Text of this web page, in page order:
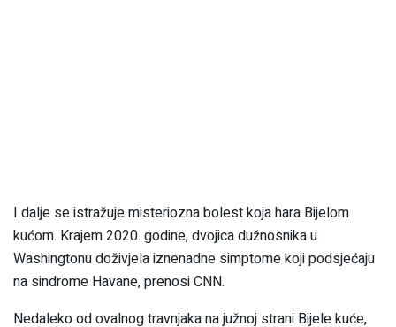
I dalje se istražuje misteriozna bolest koja hara Bijelom
kućom. Krajem 2020. godine, dvojica dužnosnika u
Washingtonu doživjela iznenadne simptome koji podsjećaju
na sindrome Havane, prenosi CNN.
Nedaleko od ovalnog travnjaka na južnoj strani Bijele kuće,